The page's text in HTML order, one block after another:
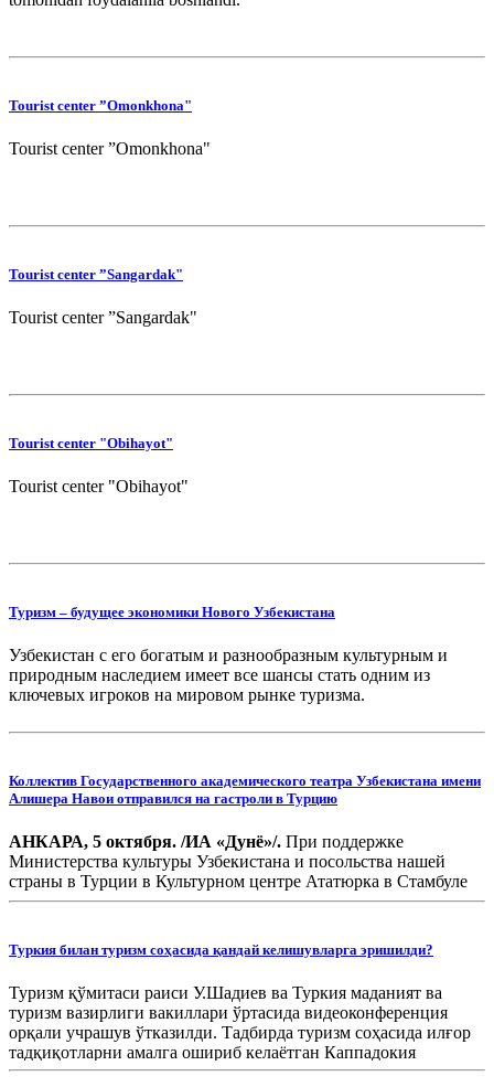
Tourist center ”Omonkhona"
Tourist center ”Omonkhona"
Tourist center ”Sangardak"
Tourist center ”Sangardak"
Tourist center "Obihayot"
Tourist center "Obihayot"
Туризм – будущее экономики Нового Узбекистана
Узбекистан с его богатым и разнообразным культурным и
природным наследием имеет все шансы стать одним из
ключевых игроков на мировом рынке туризма.
Коллектив Государственного академического театра Узбекистана имени
Алишера Навои отправился на гастроли в Турцию
АНКАРА, 5 октября. /ИА «Дунё»/. При поддержке
Министерства культуры Узбекистана и посольства нашей
страны в Турции в Культурном центре Ататюрка в Стамбуле
организован гала-концерт Государственного академического
передает корреспондент ИА «Дунё».
Туркия билан туризм соҳасида қандай келишувларга эришилди?
Туризм қўмитаси раиси У.Шадиев ва Туркия маданият ва
туризм вазирлиги вакиллари ўртасида видеоконференция
орқали учрашув ўтказилди. Тадбирда туризм соҳасида илғор
тадқиқотларни амалга ошириб келаётган Каппадокия
университети ректори ҳам иштирок этди.